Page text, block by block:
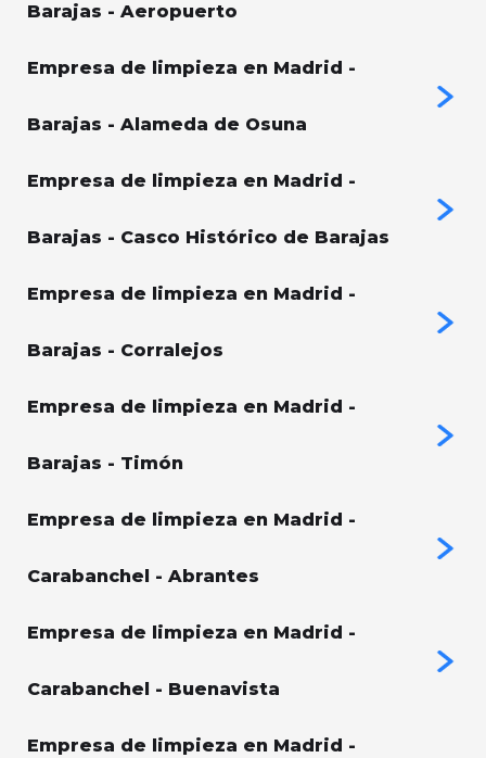
Barajas - Aeropuerto
Empresa de limpieza en Madrid -
Barajas - Alameda de Osuna
Empresa de limpieza en Madrid -
Barajas - Casco Histórico de Barajas
Empresa de limpieza en Madrid -
Barajas - Corralejos
Empresa de limpieza en Madrid -
Barajas - Timón
Empresa de limpieza en Madrid -
Carabanchel - Abrantes
Empresa de limpieza en Madrid -
Carabanchel - Buenavista
Empresa de limpieza en Madrid -